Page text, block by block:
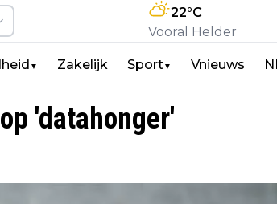
22°C
Vooral Helder
▼ Zakelijk Sport▼ Vnieuws
'datahonger'